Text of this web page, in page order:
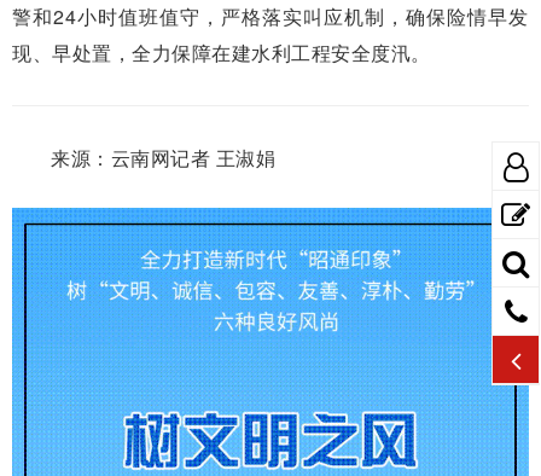
警和24小时值班值守，严格落实叫应机制，确保险情早发
现、早处置，全力保障在建水利工程安全度汛。
来源：云南网记者 王淑娟